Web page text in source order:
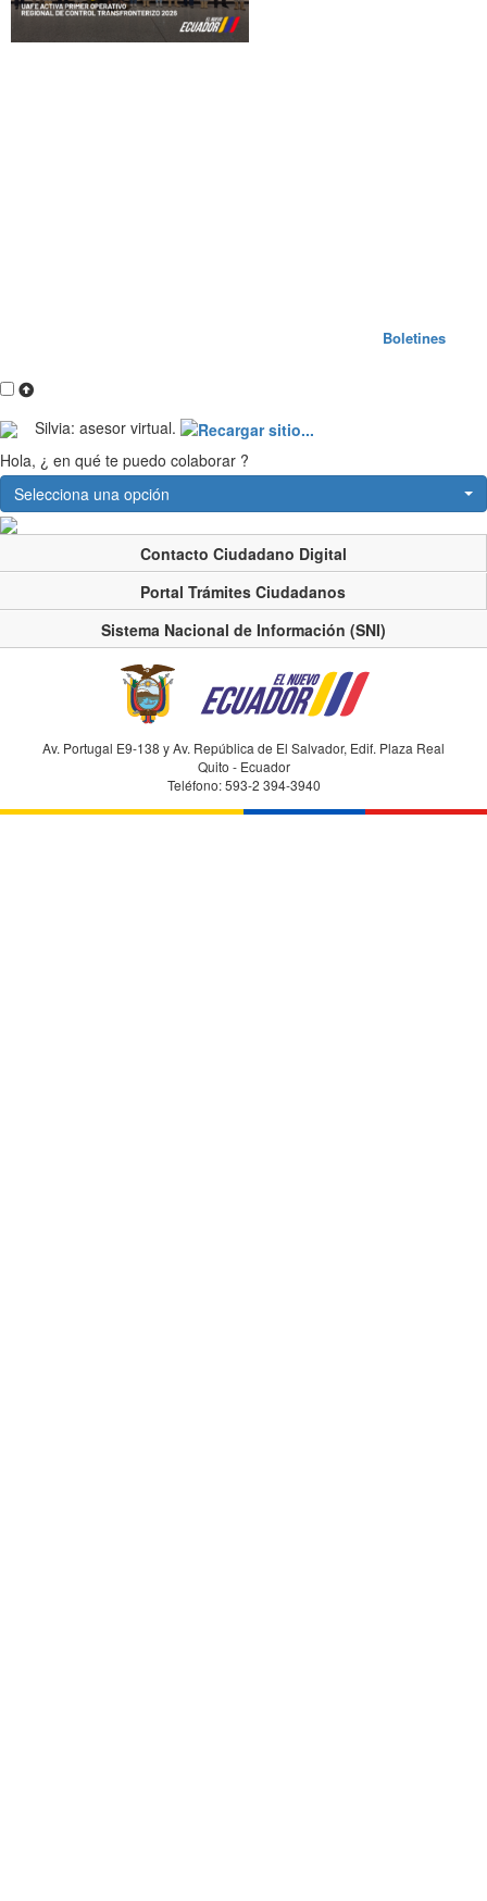
Boletines
Silvia: asesor virtual.
Hola, ¿ en qué te puedo colaborar ?
Selecciona una opción
Contacto Ciudadano Digital
Portal Trámites Ciudadanos
Sistema Nacional de Información (SNI)
Av. Portugal E9-138 y Av. República de El Salvador, Edif. Plaza Real
Quito - Ecuador
Teléfono: 593-2 394-3940